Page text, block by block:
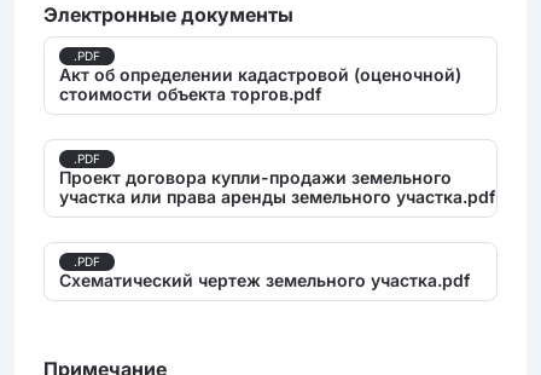
Электронные документы
.PDF
Акт об определении кадастровой (оценочной)
стоимости объекта торгов.pdf
.PDF
Проект договора купли-продажи земельного
участка или права аренды земельного участка.pdf
.PDF
Схематический чертеж земельного участка.pdf
Примечание